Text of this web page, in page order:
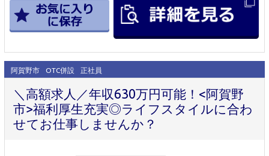
阿賀野市 OTC併設 正社員
＼高額求人／年収630万円可能！<阿賀野
市>福利厚生充実◎ライフスタイルに合わ
せてお仕事しませんか？